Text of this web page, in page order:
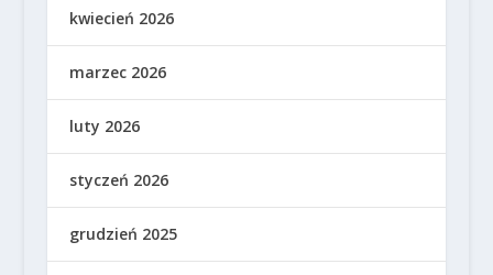
kwiecień 2026
marzec 2026
luty 2026
styczeń 2026
grudzień 2025